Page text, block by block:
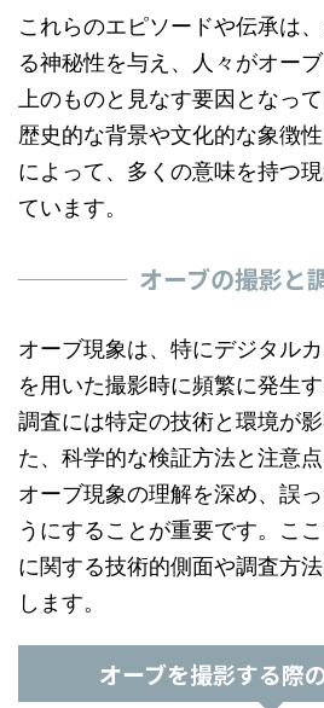
これらのエピソードや伝承は
る神秘性を与え、人々がオー
上のものと見なす要因となっ
歴史的な背景や文化的な象徴
によって、多くの意味を持つ
ています。
オーブの撮影と
オーブ現象は、特にデジタル
を用いた撮影時に頻繁に発生
調査には特定の技術と環境が
た、科学的な検証方法と注意
オーブ現象の理解を深め、誤
うにすることが重要です。こ
に関する技術的側面や調査方
します。
オーブを撮影する際